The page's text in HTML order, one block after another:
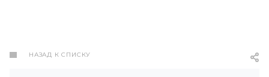
НАЗАД К СПИСКУ